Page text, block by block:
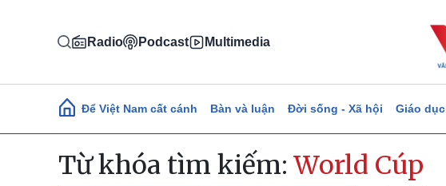
Radio Podcast Multimedia
Main navigation
Để Việt Nam cất cánh Bàn và luận Đời sống - Xã hội Giáo dục
Từ khóa tìm kiếm:World Cúp